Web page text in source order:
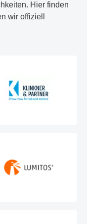
Hier finden
wir offiziell